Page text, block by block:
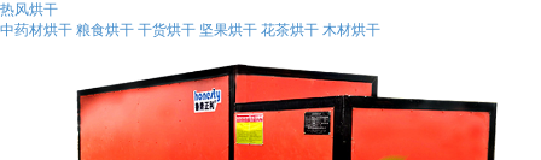
热风烘干
中药材烘干 粮食烘干 干货烘干 坚果烘干 花茶烘干 木材烘干